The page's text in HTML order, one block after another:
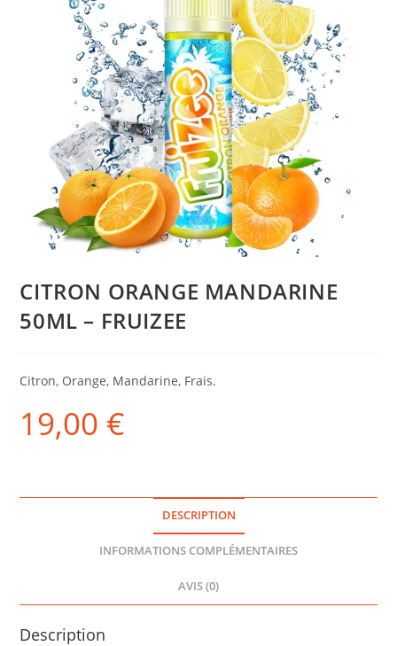
CITRON ORANGE MANDARINE
50ML – FRUIZEE
Citron, Orange, Mandarine, Frais.
19,00 €
DESCRIPTION
INFORMATIONS COMPLÉMENTAIRES
AVIS (0)
Description